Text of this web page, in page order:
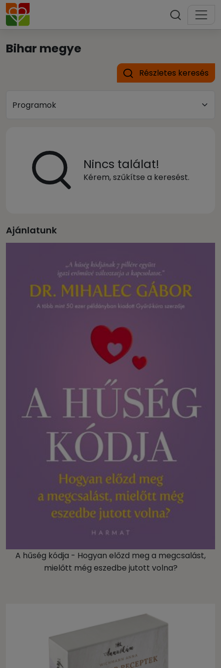
Bihar megye
Részletes keresés
Nincs találat!
Kérem, szűkítse a keresést.
Ajánlatunk
A hűség kódja - Hogyan előzd meg a megcsalást,
mielőtt még eszedbe jutott volna?